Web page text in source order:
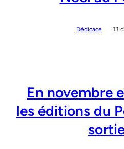
Dédicace 13
En novembre
les éditions du